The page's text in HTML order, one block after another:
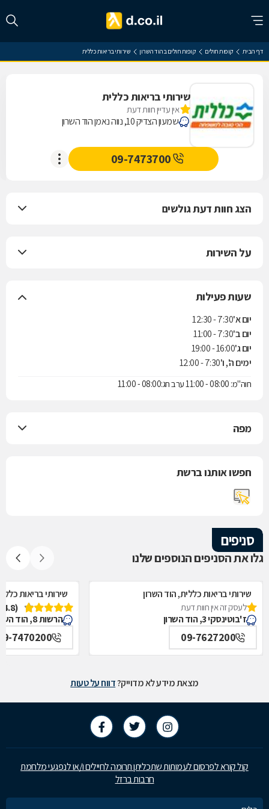
דף הבית קופות חולים קופות חולים בהוד השרון שירותי בריאות כללית
שירותי בריאות כללית
אין עדיין חוות דעת
שמעון הצדיק 10, נווה נאמן הוד השרון
09-7473700
הצג חוות דעת גולשים
על השירות
שעות פעילות
יום א'7:30 - 12:30
יום ב'7:30 - 11:00
יום ג'16:00 - 19:00
ימים ה', ו'7:30 - 12:00
חוה"מ: 08:00 - 11:00 ערב חג:08:00 - 11:00
מפה
חפשו אותנו ברשת
סניפים
גלו את הסניפים הנוספים שלנו
שירותי בריאות כללית, הוד השרון
לעסק זה אין חוות דעת
ז'בוטינסקי 3, הוד השרון
09-7627200
שירותי בריאות
(4.8)
הרשות 8, הוד השרון
7470200
מצאת מידע לא מדוייק?דווח על טעות
קול קורא לפרסום לעמותות שתכליתן תרומה לחיילים ו/או לנפגעי מלחמת
חרבות ברזל